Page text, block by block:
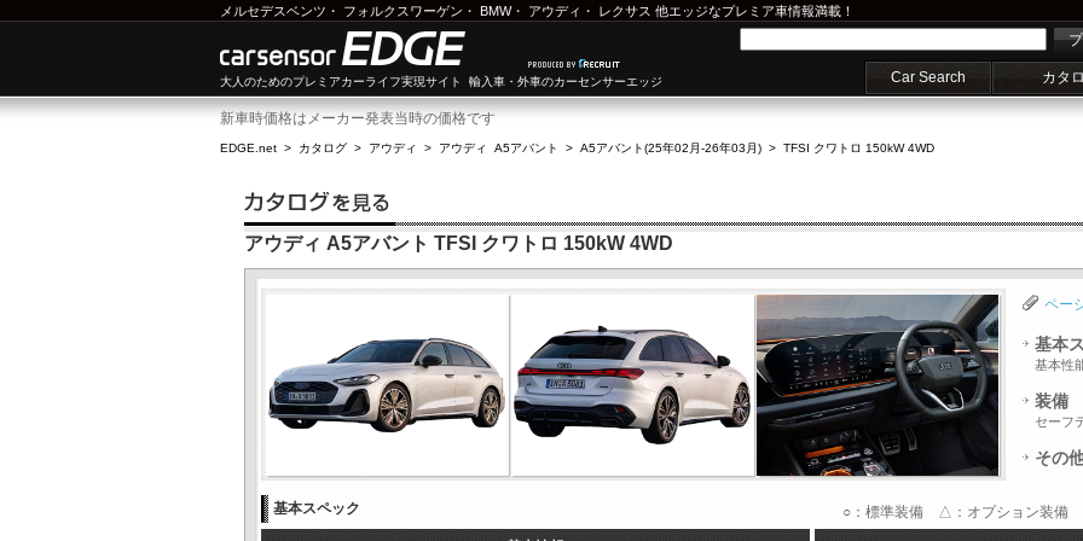
メルセデスベンツ ・ フォルクスワーゲン ・ BMW・ アウディ ・ レクサス 他エッジなプレミア車情報満載！
大人のためのプレミアカーライフ実現サイト 輸入車・外車のカーセンサーエッジ Car Search カタ
新車時価格はメーカー発表当時の価格です
EDGE.net > カタログ > アウディ > アウディ A5アバント > A5アバント(25年02月-26年03月) > TFSI クワトロ 150kW 4WD
アウディ A5アバント TFSI クワトロ 150kW 4WD
ペー
基本
基本性
装備
セーフ
その
基本スペック ○：標準装備 △：オプション装備 -